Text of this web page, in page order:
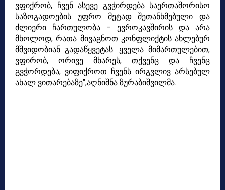
ვფიქრობ, ჩვენ ასევე გვჭირდება საერთაშორისო
საზოგადოების უფრო მეტადშეთანხმებული და
ძლიერი ჩართულობა – ევროკავშირის და არა
მხოლოდ, რათა მივაგნოთ კონფლიქტის ახლებურ
მშვიდობიან გადაწყვეტას. ყველა მიმართულებით,
ვფირობ, ორივე მხარეს, თქვენც და ჩვენც
გვჭორდება, ვიფიქროთ ჩვენს ირგვლივ არსებულ
ახალ ვითარებაზე”,აღნიშნა ზურაბიშვილმა.